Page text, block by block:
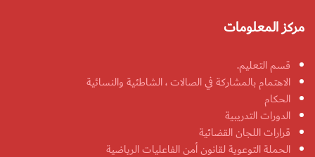
مركز المعلومات
قسم التعليم.
الاهتمام بالمشاركة في الصالات ، الشاطئية والنسائية
الحكام
الدورات التدريبية
قرارات اللجان القضائية
الحملة التوعوية لقانون أمن الفاعليات الرياضية